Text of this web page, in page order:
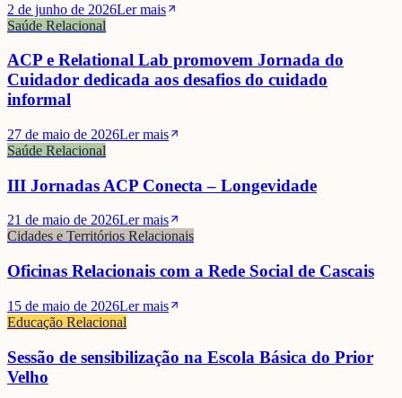
2 de junho de 2026Ler mais
Saúde Relacional
ACP e Relational Lab promovem Jornada do
Cuidador dedicada aos desafios do cuidado
informal
27 de maio de 2026Ler mais
Saúde Relacional
III Jornadas ACP Conecta – Longevidade
21 de maio de 2026Ler mais
Cidades e Territórios Relacionais
Oficinas Relacionais com a Rede Social de Cascais
15 de maio de 2026Ler mais
Educação Relacional
Sessão de sensibilização na Escola Básica do Prior
Velho